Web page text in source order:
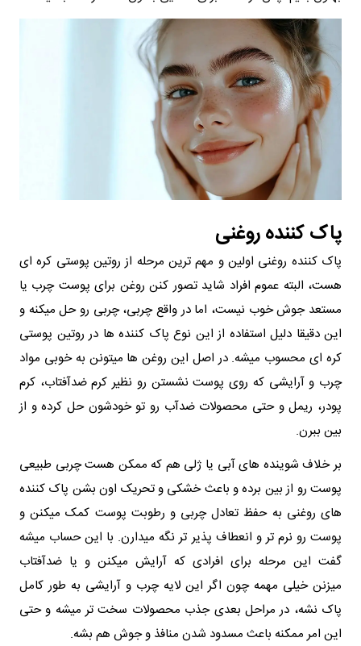
پاک‌ کننده روغنی
پاک‌ کننده روغنی اولین و مهم‌ ترین مرحله از روتین پوستی کره‌ ای
هست، البته عموم افراد شاید تصور کنن روغن برای پوست چرب یا
مستعد جوش خوب نیست، اما در واقع چربی، چربی رو حل میکنه و
این دقیقا دلیل استفاده از این نوع پاک‌ کننده‌ ها در روتین پوستی
کره ای محسوب میشه. در اصل این روغن‌ ها میتونن به‌ خوبی مواد
چرب و آرایشی که روی پوست نشستن رو نظیر کرم ضدآفتاب، کرم‌
پودر، ریمل و حتی محصولات ضدآب رو تو خودشون حل کرده و از
بین ببرن.
بر خلاف شوینده‌ های آبی یا ژلی هم که ممکن هست چربی طبیعی
پوست رو از بین برده و باعث خشکی و تحریک اون بشن پاک‌ کننده‌
های روغنی به حفظ تعادل چربی و رطوبت پوست کمک میکنن و
پوست رو نرم تر و انعطاف‌ پذیر تر نگه میدارن. با این حساب میشه
گفت این مرحله برای افرادی که آرایش میکنن و یا ضدآفتاب
میزنن خیلی مهمه چون اگر این لایه چرب و آرایشی به طور کامل
پاک نشه، در مراحل بعدی جذب محصولات سخت‌ تر میشه و حتی
این امر ممکنه باعث مسدود شدن منافذ و جوش هم بشه.